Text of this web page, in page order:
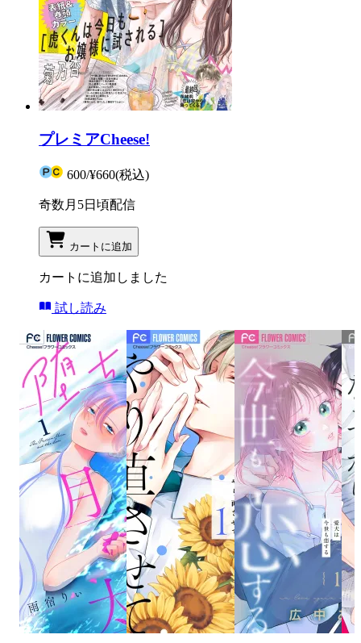
プレミアCheese!
600/¥660(税込)
奇数月5日頃配信
カートに追加
カートに追加しました
試し読み